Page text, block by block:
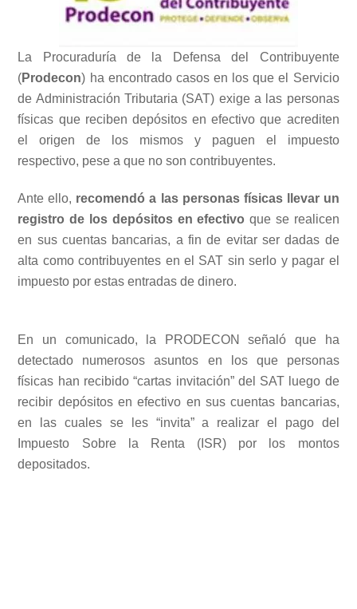
La Procuraduría de la Defensa del Contribuyente
(Prodecon) ha encontrado casos en los que el Servicio
de Administración Tributaria (SAT) exige a las personas
físicas que reciben depósitos en efectivo que acrediten
el origen de los mismos y paguen el impuesto
respectivo, pese a que no son contribuyentes.
Ante ello, recomendó a las personas físicas llevar un
registro de los depósitos en efectivo que se realicen
en sus cuentas bancarias, a fin de evitar ser dadas de
alta como contribuyentes en el SAT sin serlo y pagar el
impuesto por estas entradas de dinero.
En un comunicado, la PRODECON señaló que ha
detectado numerosos asuntos en los que personas
físicas han recibido “cartas invitación” del SAT luego de
recibir depósitos en efectivo en sus cuentas bancarias,
en las cuales se les “invita” a realizar el pago del
Impuesto Sobre la Renta (ISR) por los montos
depositados.